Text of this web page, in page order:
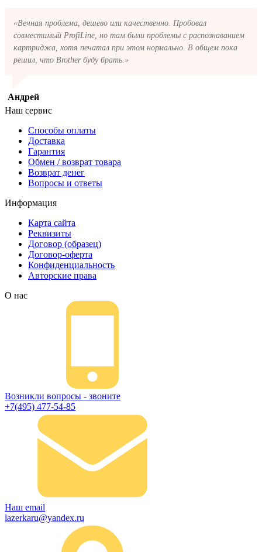
«Вечная проблема, дешево или качественно. Пробовал
совместимый ProfiLine, но там были проблемы с распознаванием
картриджа, хотя печатал при этом нормально. В общем пока
решил, что Brother буду брать.»
Андрей
Наш сервис
Способы оплаты
Доставка
Гарантия
Обмен / возврат товара
Возврат денег
Вопросы и ответы
Информация
Карта сайта
Реквизиты
Договор (образец)
Договор-оферта
Конфиденциальность
Авторские права
О нас
Возникли вопросы - звоните
+7(495) 477-54-85
Наш email
lazerkaru@yandex.ru